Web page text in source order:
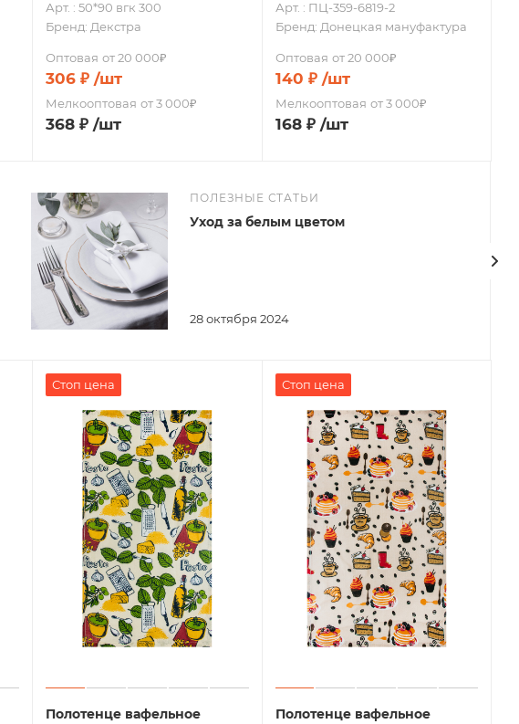
Арт. : 50*90 вгк 300
Бренд: Декстра
Оптовая от 20 000₽
306 ₽ /шт
Мелкооптовая от 3 000₽
368 ₽ /шт
Арт. : ПЦ-359-6819-2
Бренд: Донецкая мануфактура
Оптовая от 20 000₽
140 ₽ /шт
Мелкооптовая от 3 000₽
168₽ /шт
ПОЛЕЗНЫЕ СТАТЬИ
28 октября 2024
Уход за белым цветом
Стоп цена
Полотенце вафельное
Стоп цена
Полотенце вафельное